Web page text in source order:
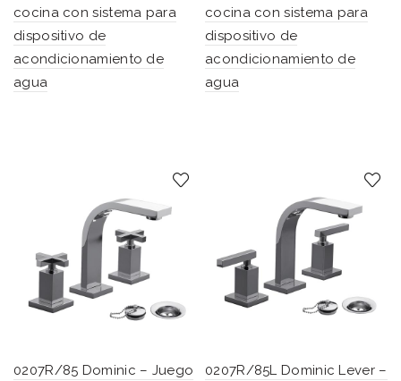
cocina con sistema para
dispositivo de
acondicionamiento de
agua
cocina con sistema para
dispositivo de
acondicionamiento de
agua
0207R/85 Dominic – Juego
0207R/85L Dominic Lever –